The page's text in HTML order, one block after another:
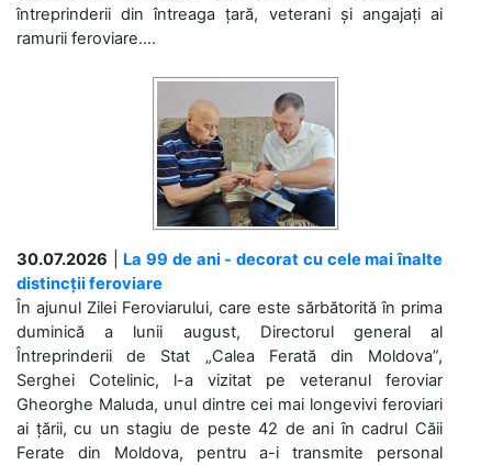
întreprinderii din întreaga țară, veterani și angajați ai
ramurii feroviare....
30.07.2026
La 99 de ani - decorat cu cele mai înalte
distincții feroviare
În ajunul Zilei Feroviarului, care este sărbătorită în prima
duminică a lunii august, Directorul general al
Întreprinderii de Stat „Calea Ferată din Moldova”,
Serghei Cotelinic, l-a vizitat pe veteranul feroviar
Gheorghe Maluda, unul dintre cei mai longevivi feroviari
ai țării, cu un stagiu de peste 42 de ani în cadrul Căii
Ferate din Moldova, pentru a-i transmite personal